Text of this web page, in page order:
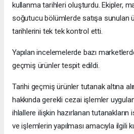
kullanma tarihleri oluşturdu. Ekipler,
soğutucu bölümlerde satışa sunulan
tarihlerini tek tek kontrol etti.
Yapılan incelemelerde bazı
geçmiş ürünler tespit edildi.
Tarihi geçmiş ürünler tutanak altına
hakkında gerekli cezai işlemler
ihlallere ilişkin hazırlanan
ve işlemlerin yapılması amacıyla ilgili